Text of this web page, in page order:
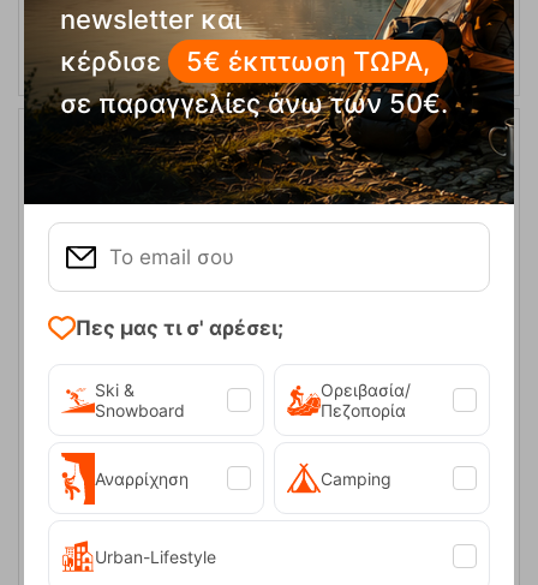
Όλυμπος- 100 Χρόνια Αεροφωτογραφικό Λεύκωμα Ανάβαση
Κωδικός: FRE-10924
Άμεσαδιαθέσιμο
28,00
newsletter και
κέρδισε
5€ έκπτωση ΤΩΡΑ,
σε παραγγελίες άνω των 50€.
Πες μας τι σ' αρέσει;
Ski &
Snowboard
Ορειβασία/
Πεζοπορία
Αναρρίχηση Camping
Urban-Lifestyle